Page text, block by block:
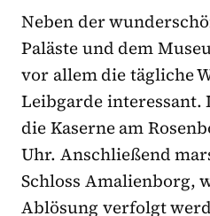
Neben der
Paläste und dem
vor allem die tägliche
Leibgarde interessant.
die Kaserne am
Uhr. Anschließend
Schloss Amalienborg,
Ablösung verfolgt